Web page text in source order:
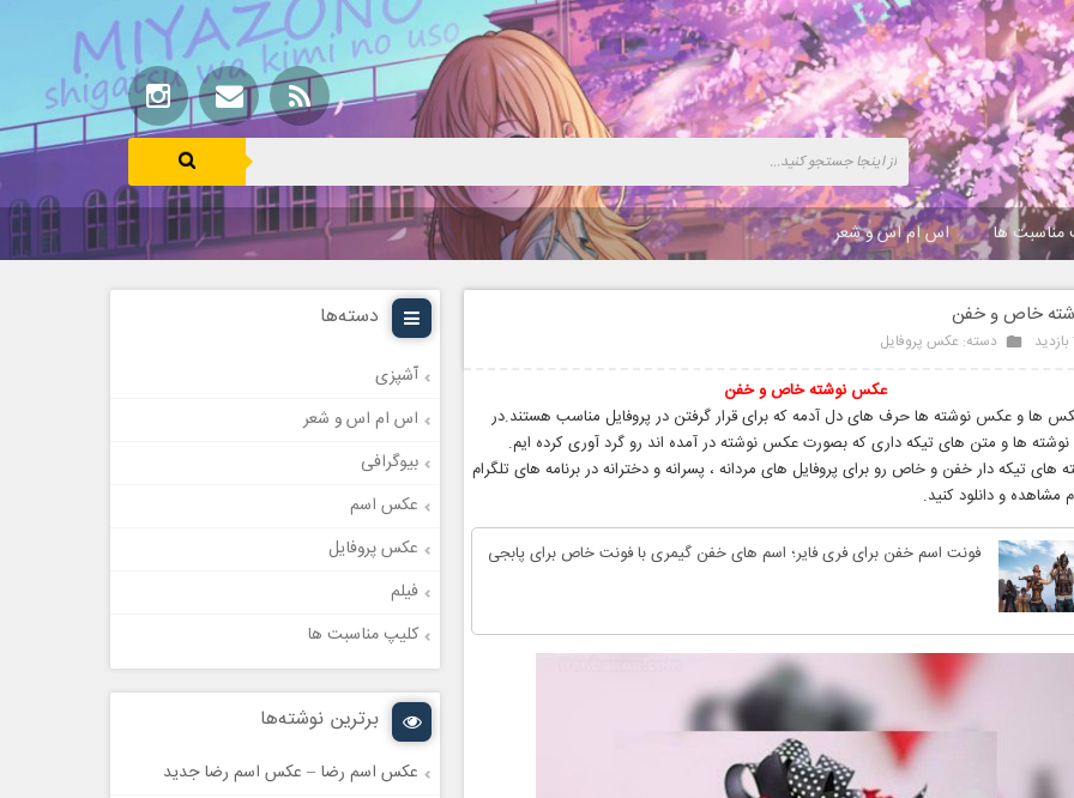
مناسبت ها اس ام اس و شعر
خاص و خفن
دسته: عکس پروفایل
عکس نوشتهخاص و خفن
ها و عکس نوشته ها حرف های دل آدمه که برای قرار گرفتن در پروفایل مناسب هستند.در
ها و متن های تیکه داری که بصورت عکس نوشته در آمده اند رو گرد آوری کرده ایم.
تیکه دار خفن و خاص رو برای پروفایل های مردانه ، پسرانه و دخترانه در برنامه های تلگرام
مشاهده و دانلود کنید.
فونت اسم خفن برای فری فایر؛ اسم های خفن گیمری با فونت خاص برای پابجی
دسته‌ها
آشپزی
اس ام اس و شعر
بیوگرافی
عکس اسم
عکس پروفایل
فیلم
کلیپ مناسبت ها
برترین نوشته‌ها
عکس اسم رضا – عکس اسم رضا جدید